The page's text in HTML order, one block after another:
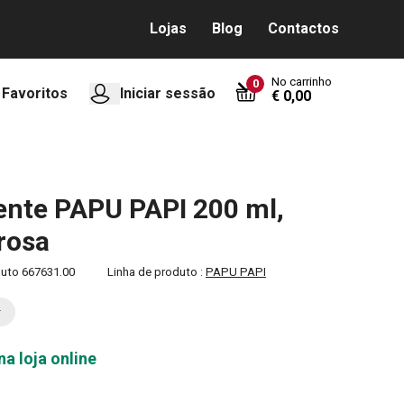
Lojas Blog Contactos
Favoritos Iniciar sessão
0 No carrinho
€ 0,00
PAPU PAPI 200 ml,
667631.00 Linha de produto : PAPU PAPI
loja online